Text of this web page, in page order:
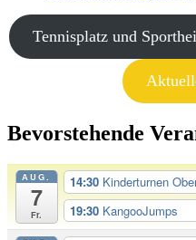
Tennisplatz und
Bevorstehende
AUG.
7
Fr.
14:30 Kinderturnen
19:30 KangooJumps